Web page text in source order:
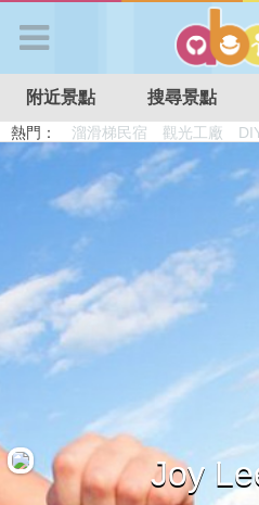
APP登入
首 頁
搜尋景點
好康優惠
最新留言
附近景點 搜尋景點
熱門： 溜滑梯民宿 觀光工廠
特色遊戲場
親子住房優惠 台北親
Joy